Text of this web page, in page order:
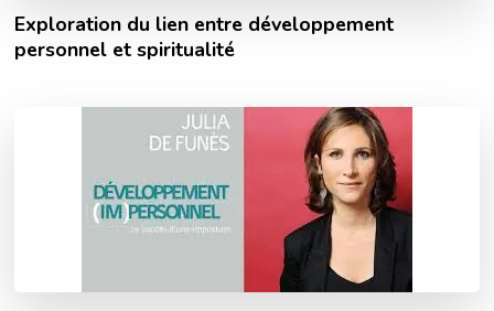
Exploration du lien entre développement
personnel et spiritualité